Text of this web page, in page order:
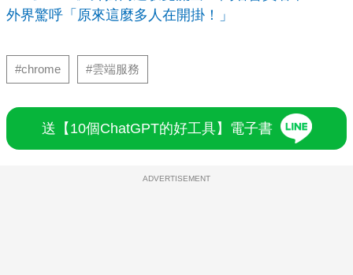
外界驚呼「原來這麼多人在開掛！」
#chrome #雲端服務
送【10個ChatGPT的好工具】電子書
ADVERTISEMENT